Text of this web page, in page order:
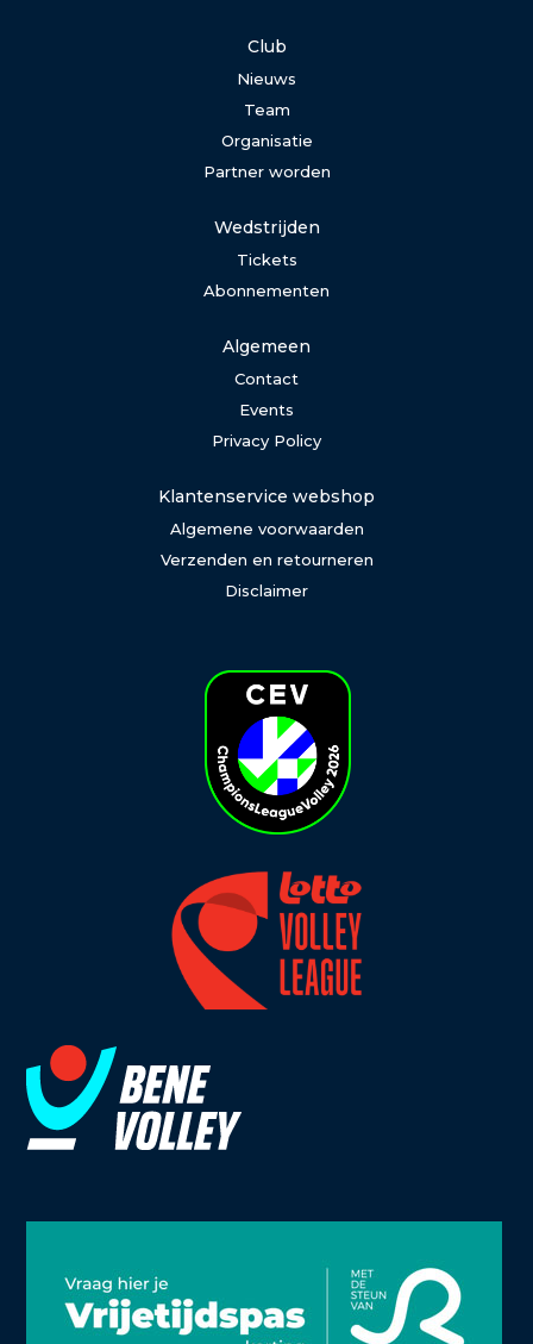
Club
Nieuws
Team
Organisatie
Partner worden
Wedstrijden
Tickets
Abonnementen
Algemeen
Contact
Events
Privacy Policy
Klantenservice webshop
Algemene voorwaarden
Verzenden en retourneren
Disclaimer